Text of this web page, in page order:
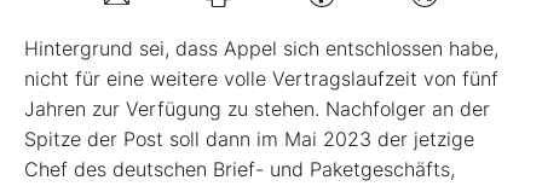
Kontakt
Hintergrund sei, dass Appel sich entschlossen habe,
nicht für eine weitere volle Vertragslaufzeit von fünf
Jahren zur Verfügung zu stehen. Nachfolger an der
Spitze der Post soll dann im Mai 2023 der jetzige
Chef des deutschen Brief- und Paketgeschäfts,